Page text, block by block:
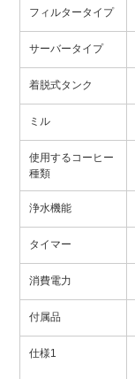
フィルタータイプ
サーバータイプ
着脱式タンク
ミル
使用するコーヒー
種類
浄水機能
タイマー
消費電力
付属品
仕様1